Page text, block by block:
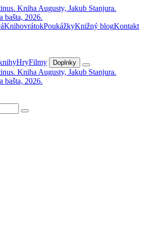
KnihovrátokPoukážkyKnižný blogKontakt
HryFilmy Doplnky